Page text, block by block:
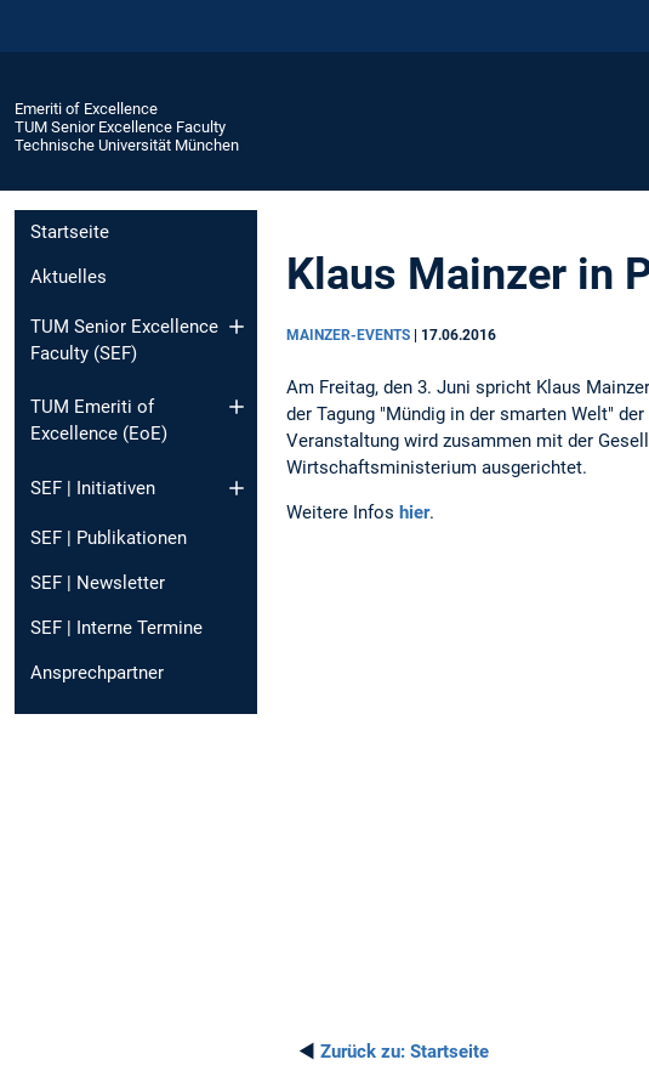
Emeriti of Excellence
TUM Senior Excellence Faculty
Technische Universität München
Startseite
Aktuelles
TUM Senior Excellence
Faculty (SEF)
TUM Emeriti of
Excellence (EoE)
SEF | Initiativen
SEF | Publikationen
SEF | Newsletter
SEF | Interne Termine
Ansprechpartner
Klaus Mainzer in
MAINZER-EVENTS | 17.06.2016
Am Freitag, den 3. Juni spricht Klaus
der Tagung "Mündig in der smarten Welt"
Veranstaltung wird zusammen mit der
Wirtschaftsministerium ausgerichtet.
Weitere Infos hier.
◄ Zurück zu: Startseite